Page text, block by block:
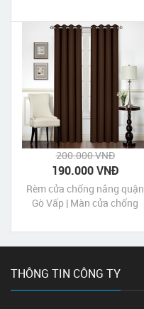
Tân Tp HCM
200.000 VNĐ
190.000 VNĐ
Rèm cửa chống nắng quận
Gò Vấp | Màn cửa chống
THÔNG TIN CÔNG TY